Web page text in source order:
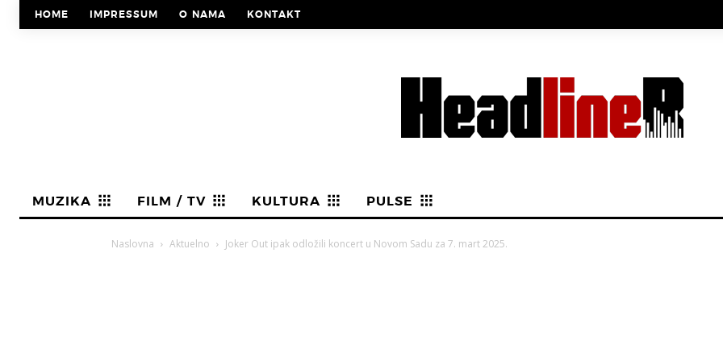
HOME IMPRESSUM O NAMA KONTAKT
MUZIKA FILM / TV KULTURA PULSE
Naslovna Aktuelno Joker Out ipak odložili koncert u Novom Sadu za 7. mart 2025.